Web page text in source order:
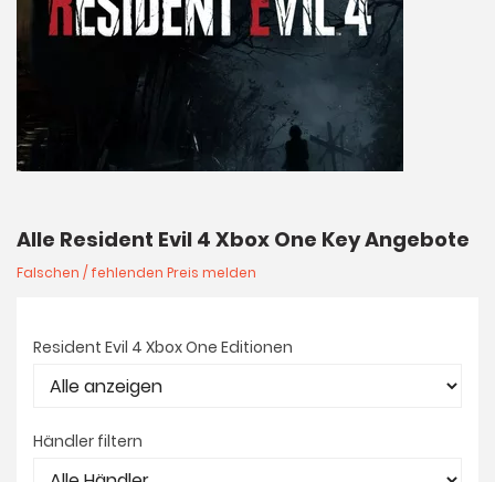
Alle Resident Evil 4 Xbox One Key Angebote
Falschen / fehlenden Preis melden
Resident Evil 4 Xbox One Editionen
Händler filtern